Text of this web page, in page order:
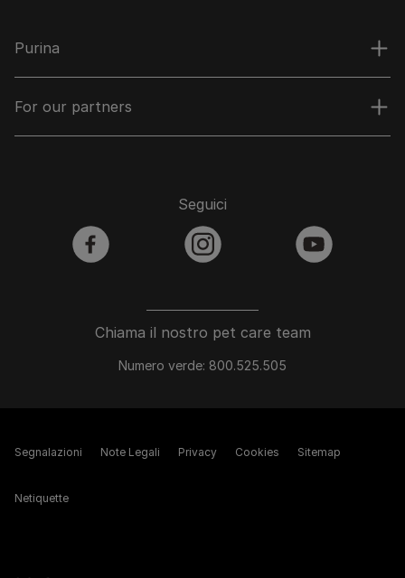
Purina
For our partners
Chiama il nostro pet care team
Numero verde: 800.525.505
Seguici
facebook instagram youtube
Segnalazioni Note Legali Privacy Cookies Sitemap
Netiquette